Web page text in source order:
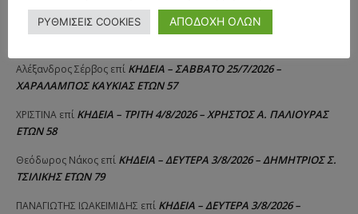
ΣΥΛΛΥΠΗΤΗΡΙΑ ΜΗΝΥΜΑΤΑ
Αλέξανδρος Σέρβος επί ΚΗΔΕΙΑ – ΣΑΒΒΑΤΟ 25/7/2026 –
ΧΑΡΑΛΑΜΠΟΣ ΚΑΥΚΙΑΣ ΕΤΩΝ 57
ΧΡΙΣΤΙΝΑ επί ΚΗΔΕΙΑ – ΤΡΙΤΗ 4/8/2026 – ΧΡΗΣΤΟΣ Α. ΠΑΛΙΟΥΡΑΣ
ΕΤΩΝ 58
Θεόδωρος Νάκος επί ΚΗΔΕΙΑ – ΔΕΥΤΕΡΑ 3/8/2026 – ΔΗΜΗΤΡΙΟΣ Σ.
ΤΣΙΛΙΚΗΣ ΕΤΩΝ 79
ΠΑΝΑΓΙΩΤΗΣ IΩΑΚΕΙΜΙΔΗΣ επί ΚΗΔΕΙΑ – ΔΕΥΤΕΡΑ 3/8/2026 –
ΡΥΘΜΙΣΕΙΣ COOKIES ΑΠΟΔΟΧΗ ΟΛΩΝ